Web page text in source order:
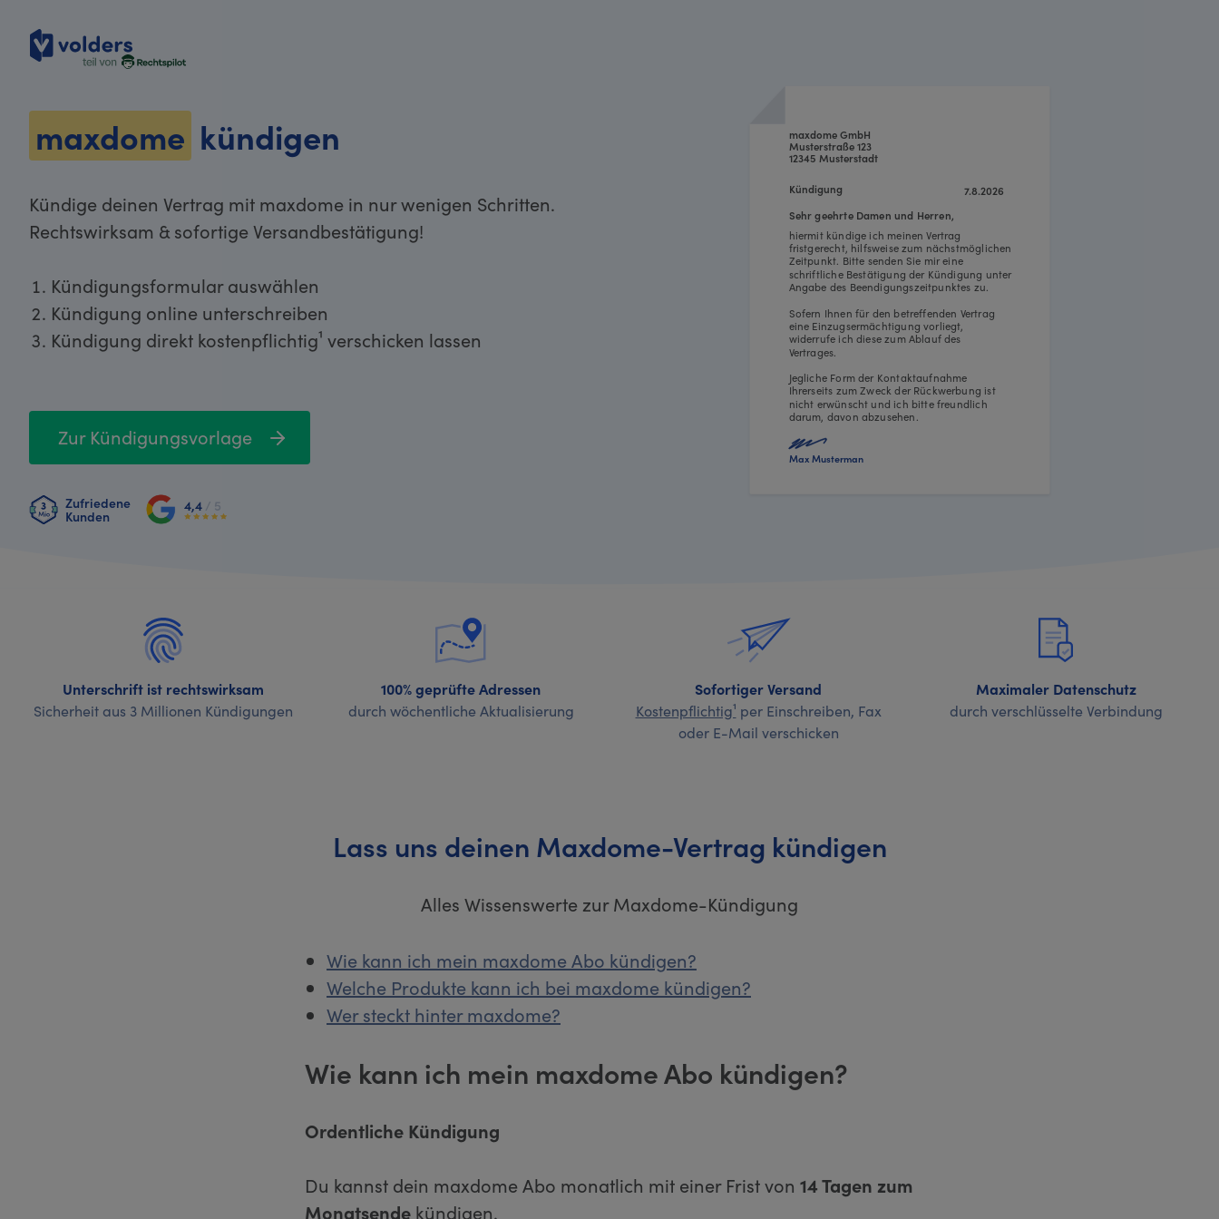
maxdome kündigen
Kündige deinen Vertrag mit maxdome in nur wenigen Schritten.
Rechtswirksam & sofortige Versandbestätigung!
Kündigungsformular auswählen
Kündigung online unterschreiben
Kündigung direkt kostenpflichtig¹ verschicken lassen
Zur Kündigungsvorlage
Zufriedene
Kunden
4,4 / 5
7.8.2026
maxdome GmbH
Musterstraße 123
12345 Musterstadt
hiermit kündige ich meinen Vertrag
fristgerecht, hilfsweise zum nächstmöglichen
Zeitpunkt. Bitte senden Sie mir eine
schriftliche Bestätigung der Kündigung unter
Angabe des Beendigungszeitpunktes zu.
Sofern Ihnen für den betreffenden Vertrag
eine Einzugsermächtigung vorliegt,
widerrufe ich diese zum Ablauf des
Vertrages.
Jegliche Form der Kontaktaufnahme
Ihrerseits zum Zweck der Rückwerbung ist
nicht erwünscht und ich bitte freundlich
darum, davon abzusehen.
Sehr geehrte Damen und Herren,
Kündigung
Max Musterman
Unterschrift ist rechtswirksam
Sicherheit aus 3 Millionen Kündigungen
100% geprüfte Adressen
durch wöchentliche Aktualisierung
Sofortiger Versand
Kostenpflichtig¹ per Einschreiben, Fax
oder E-Mail verschicken
Maximaler Datenschutz
durch verschlüsselte Verbindung
Lass uns deinen Maxdome-Vertrag kündigen
Alles Wissenswerte zur Maxdome-Kündigung
Wie kann ich mein maxdome Abo kündigen?
Welche Produkte kann ich bei maxdome kündigen?
Wer steckt hinter maxdome?
Wie kann ich mein maxdome Abo kündigen?
Ordentliche Kündigung
Du kannst dein maxdome Abo monatlich mit einer Frist von 14 Tagen zum
Monatsende kündigen.